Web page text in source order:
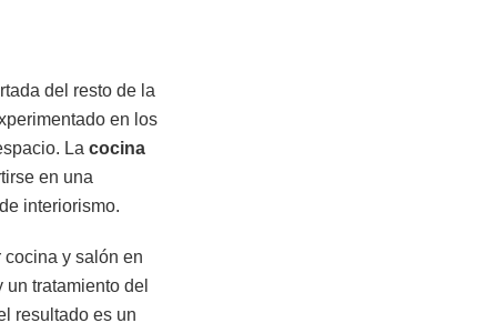
del resto de la
en los
La cocina
en una
interiorismo.
cocina y salón en
tratamiento del
resultado es un